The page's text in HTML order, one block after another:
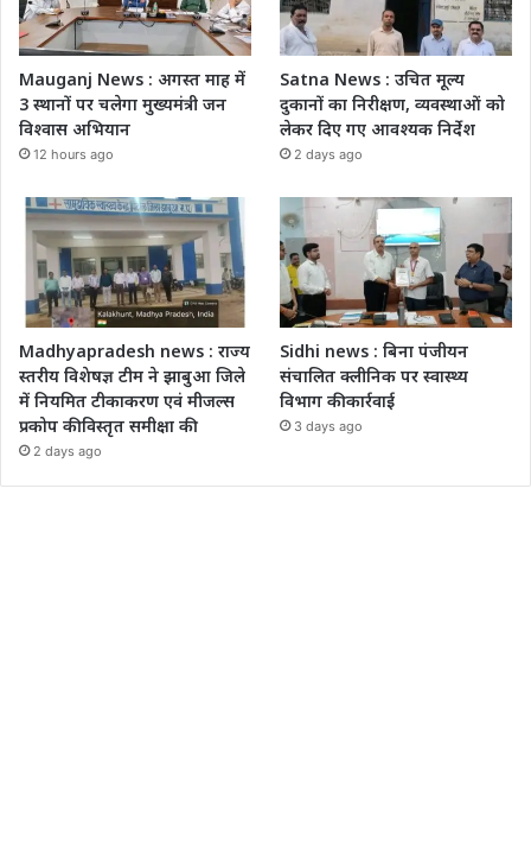
Mauganj News : अगस्त माह में
3 स्थानों पर चलेगा मुख्यमंत्री जन
विश्वास अभियान
12 hours ago
Satna News : उचित मूल्य
दुकानों का निरीक्षण, व्यवस्थाओं को
लेकर दिए गए आवश्यक निर्देश
2 days ago
Madhyapradesh news : राज्य
स्तरीय विशेषज्ञ टीम ने झाबुआ जिले
में नियमित टीकाकरण एवं मीजल्स
प्रकोप की विस्तृत समीक्षा की
2 days ago
Sidhi news : बिना पंजीयन
संचालित क्लीनिक पर स्वास्थ्य
विभाग की कार्रवाई
3 days ago